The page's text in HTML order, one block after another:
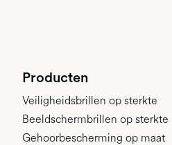
Producten
Veiligheidsbrillen op sterkte
Beeldschermbrillen op sterkte
Gehoorbescherming op maat